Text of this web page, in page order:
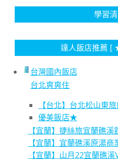
學習
達人飯店推薦 [
台灣國內飯店
台北爽爽住
【台北】台北松山東
優美飯店★
【宜蘭】捷絲旅宜蘭礁溪
【宜蘭】宜蘭礁溪原湯
【宜蘭】山月22宜蘭礁